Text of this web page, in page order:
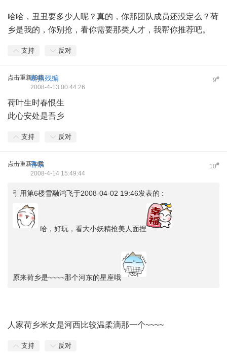
哈哈，丑丑要多少人呢？真的，你那团队成员还没定么？荷
乡是我的，你别抢，看你需要那类人才，我帮你推荐吧。
支持 反对
点击重新加载 9#
断指残编
2008-4-13 00:44:26
荷叶生时春恨生
此心安处是吾乡
支持 反对
点击重新加载 10#
香泉
2008-4-14 15:49:44
引用第6楼雪融鸿飞于2008-04-02 19:46发表的 :
哈，好玩，看大小妖精抢美人面捏
原来荷乡是~~~~那个河东的星座哦
人家荷乡米女是河西比较温柔滴那一个~~~~
支持 反对